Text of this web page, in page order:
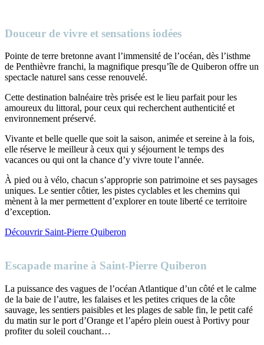
Douceur de vivre et sensations iodées
Pointe de terre bretonne avant l’immensité de l’océan, dès l’isthme
de Penthièvre franchi, la magnifique presqu’île de Quiberon offre un
spectacle naturel sans cesse renouvelé.
Cette destination balnéaire très prisée est le lieu parfait pour les
amoureux du littoral, pour ceux qui recherchent authenticité et
environnement préservé.
Vivante et belle quelle que soit la saison, animée et sereine à la fois,
elle réserve le meilleur à ceux qui y séjournent le temps des
vacances ou qui ont la chance d’y vivre toute l’année.
À pied ou à vélo, chacun s’approprie son patrimoine et ses paysages
uniques. Le sentier côtier, les pistes cyclables et les chemins qui
mènent à la mer permettent d’explorer en toute liberté ce territoire
d’exception.
Découvrir Saint-Pierre Quiberon
Escapade marine à Saint-Pierre Quiberon
La puissance des vagues de l’océan Atlantique d’un côté et le calme
de la baie de l’autre, les falaises et les petites criques de la côte
sauvage, les sentiers paisibles et les plages de sable fin, le petit café
du matin sur le port d’Orange et l’apéro plein ouest à Portivy pour
profiter du soleil couchant…